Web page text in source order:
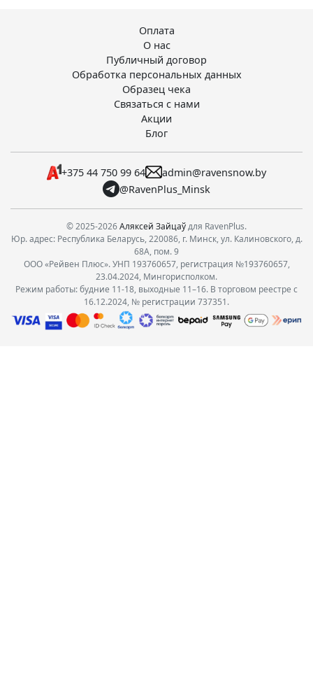
Оплата
О нас
Публичный договор
Обработка персональных данных
Образец чека
Связаться с нами
Акции
Блог
+375 44 750 99 64
admin@ravensnow.by
@RavenPlus_Minsk
© 2025-2026Аляксей Зайцаўдля RavenPlus.
Юр. адрес: Республика Беларусь, 220086, г. Минск, ул. Калиновского, д.
68А, пом. 9
ООО «Рейвен Плюс». УНП 193760657, регистрация №193760657,
23.04.2024, Мингорисполком.
Режим работы: будние 11-18, выходные 11–16. В торговом реестре с
16.12.2024, № регистрации 737351.